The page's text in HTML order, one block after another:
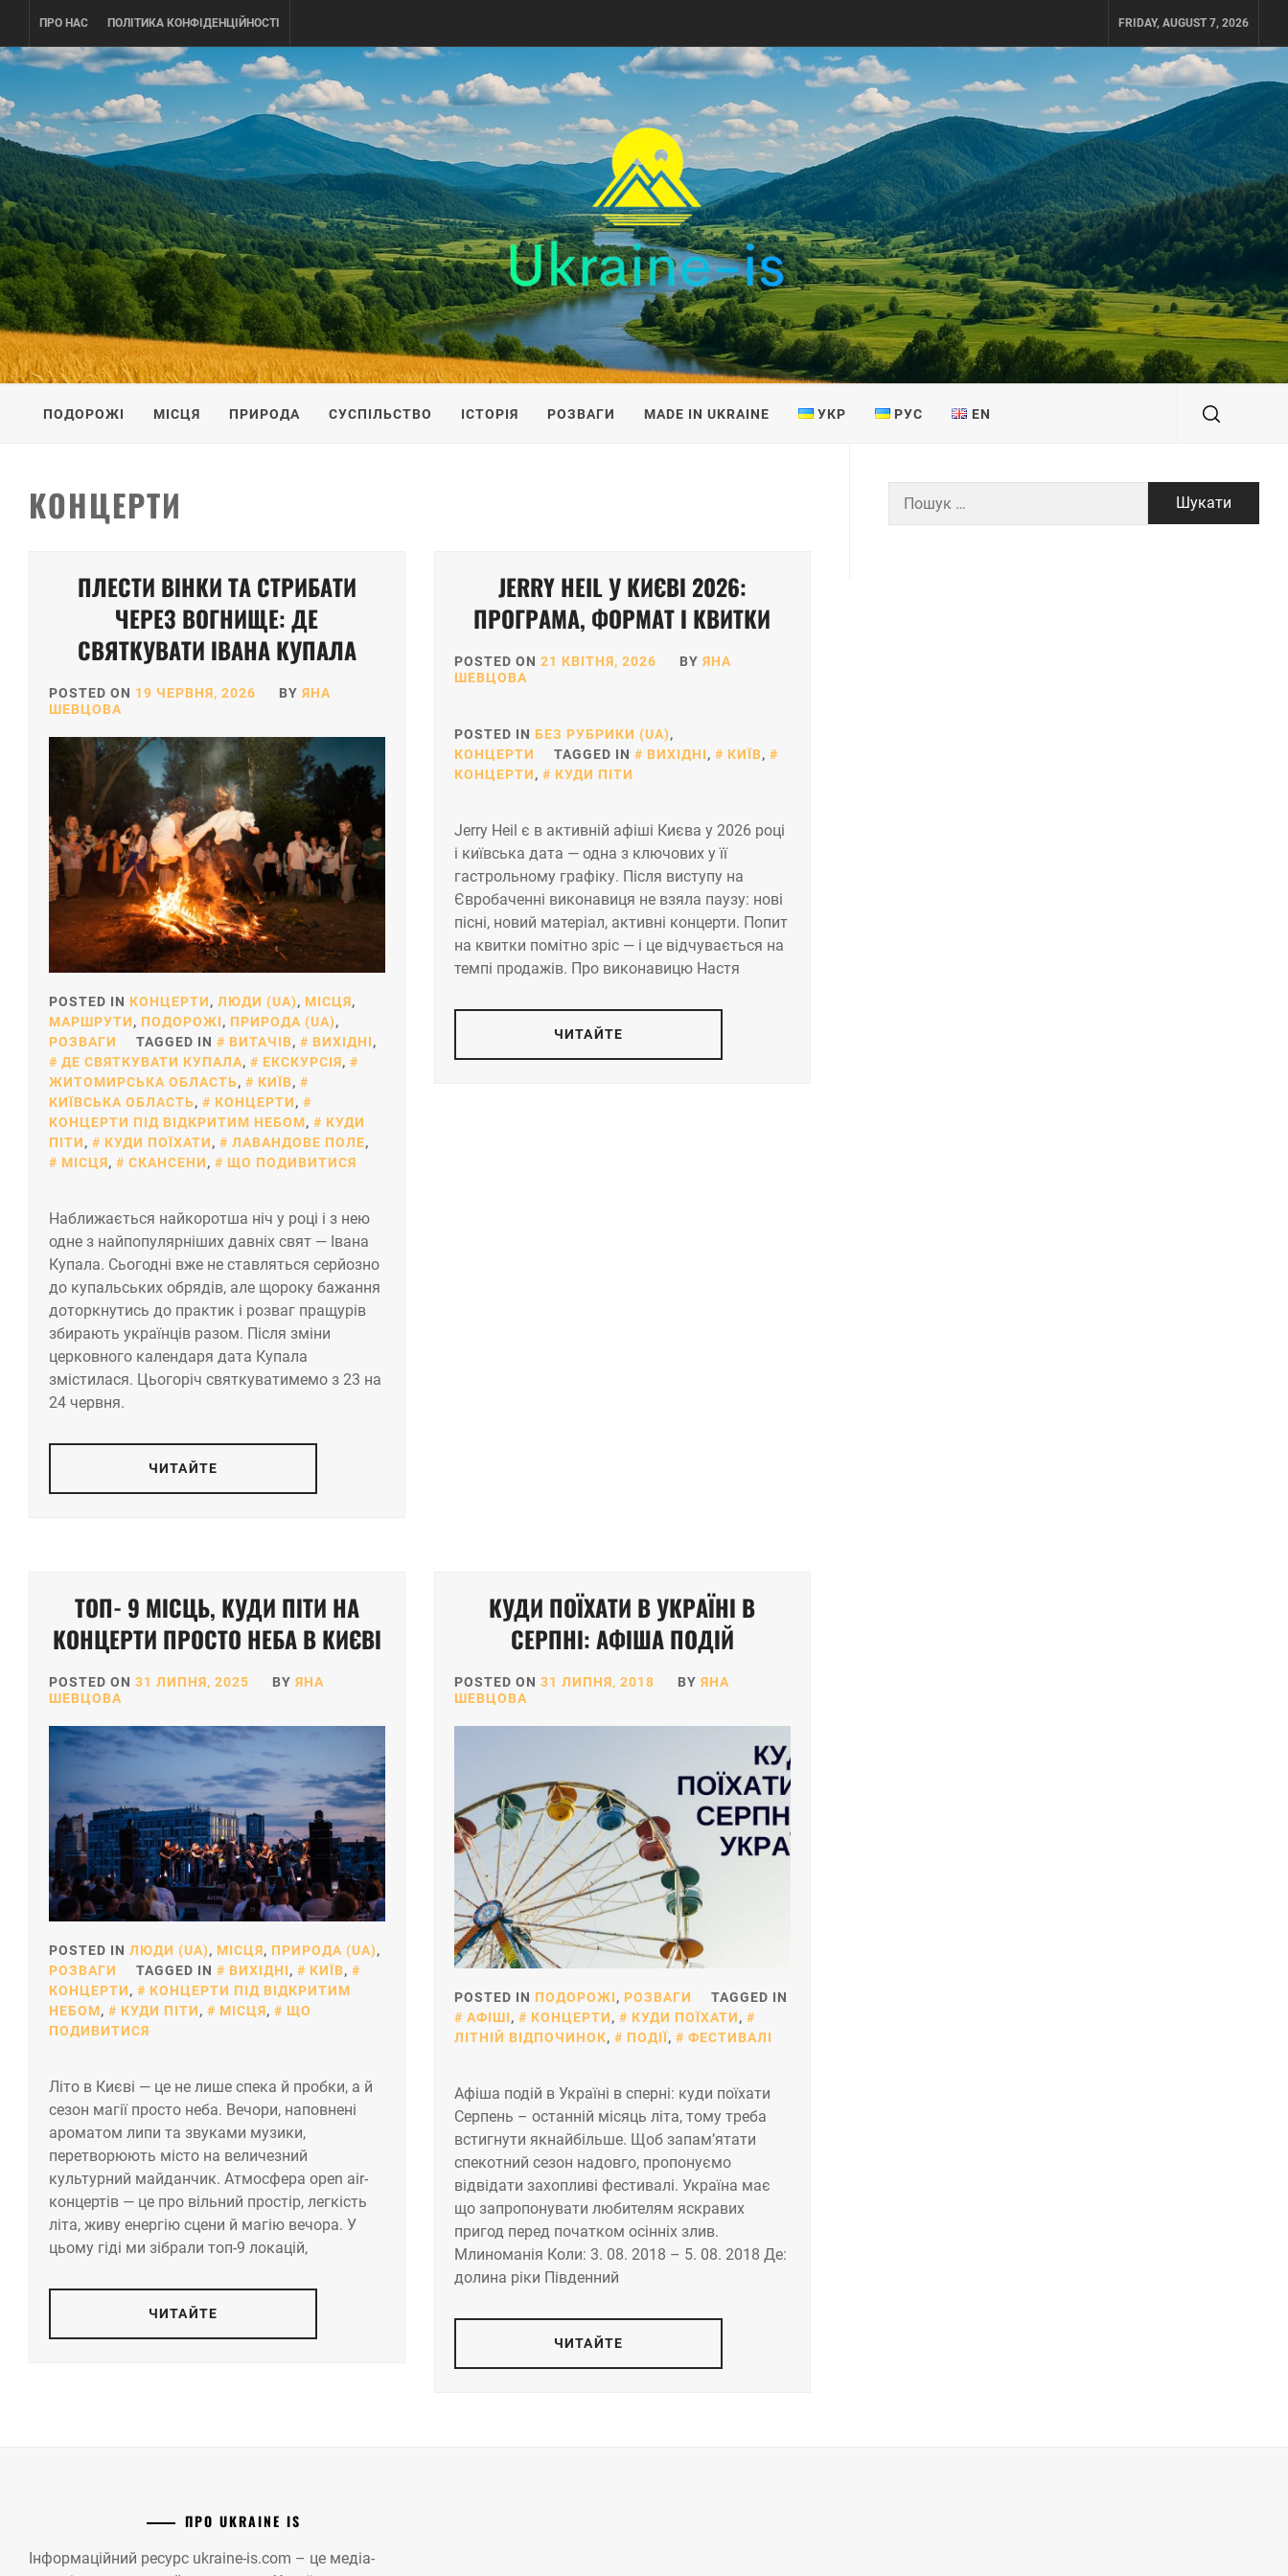
content
ПРО НАС ПОЛІТИКА КОНФІДЕНЦІЙНОСТІ FRIDAY, AUGUST 7, 2026
UKRAINE-IS
ПОДОРОЖI ПО УКРАЇНІ
ПОДОРОЖІ МІСЦЯ ПРИРОДА СУСПІЛЬСТВО ІСТОРІЯ РОЗВАГИ MADE IN UKRAINE УКР РУС EN
КОНЦЕРТИ
ПЛЕСТИ ВІНКИ ТА СТРИБАТИ
ЧЕРЕЗ ВОГНИЩЕ: ДЕ
СВЯТКУВАТИ ІВАНА КУПАЛА
POSTED ON 19 ЧЕРВНЯ, 2026 BY ЯНА
ШЕВЦОВА
POSTED IN КОНЦЕРТИ, ЛЮДИ (UA), МІСЦЯ,
МАРШРУТИ, ПОДОРОЖІ, ПРИРОДА (UA),
РОЗВАГИ
TAGGED IN ВИТАЧІВ, ВИХІДНІ,
ДЕ СВЯТКУВАТИ КУПАЛА, ЕКСКУРСІЯ,
ЖИТОМИРСЬКА ОБЛАСТЬ, КИЇВ,
КИЇВСЬКА ОБЛАСТЬ, КОНЦЕРТИ,
КОНЦЕРТИ ПІД ВІДКРИТИМ НЕБОМ,
КУДИ
ПІТИ, КУДИ ПОЇХАТИ, ЛАВАНДОВЕ ПОЛЕ,
МІСЦЯ, СКАНСЕНИ, ЩО ПОДИВИТИСЯ
Наближається найкоротша ніч у році і з нею
одне з найпопулярніших давніх свят — Івана
Купала. Сьогодні вже не ставляться серйозно
до купальських обрядів, але щороку бажання
доторкнутись до практик і розваг пращурів
збирають українців разом. Після зміни
церковного календаря дата Купала
змістилася. Цьогоріч святкуватимемо з 23 на
24 червня.
ЧИТАЙТЕ
JERRY HEIL У КИЄВІ 2026:
ПРОГРАМА, ФОРМАТ І КВИТКИ
POSTED ON 21 КВІТНЯ, 2026 BY ЯНА
ШЕВЦОВА
POSTED IN БЕЗ РУБРИКИ (UA),
КОНЦЕРТИ
TAGGED IN ВИХІДНІ, КИЇВ,
КОНЦЕРТИ, КУДИ ПІТИ
Jerry Heil є в активній афіші Києва у 2026 році
і київська дата — одна з ключових у її
гастрольному графіку. Після виступу на
Євробаченні виконавиця не взяла паузу: нові
пісні, новий матеріал, активні концерти. Попит
на квитки помітно зріс — і це відчувається на
темпі продажів. Про виконавицю Настя
ЧИТАЙТЕ
ТОП- 9 МІСЦЬ, КУДИ ПІТИ НА
КОНЦЕРТИ ПРОСТО НЕБА В КИЄВІ
POSTED ON 31 ЛИПНЯ, 2025 BY ЯНА
ШЕВЦОВА
POSTED IN ЛЮДИ (UA), МІСЦЯ, ПРИРОДА (UA),
РОЗВАГИ
TAGGED IN ВИХІДНІ, КИЇВ,
КОНЦЕРТИ,
КОНЦЕРТИ ПІД ВІДКРИТИМ
НЕБОМ, КУДИ ПІТИ, МІСЦЯ,
ЩО
ПОДИВИТИСЯ
Літо в Києві — це не лише спека й пробки, а й
сезон магії просто неба. Вечори, наповнені
ароматом липи та звуками музики,
перетворюють місто на величезний
культурний майданчик. Атмосфера open air-
концертів — це про вільний простір, легкість
літа, живу енергію сцени й магію вечора. У
цьому гіді ми зібрали топ-9 локацій,
ЧИТАЙТЕ
КУДИ ПОЇХАТИ В УКРАЇНІ В
СЕРПНІ: АФІША ПОДІЙ
POSTED ON 31 ЛИПНЯ, 2018 BY ЯНА
ШЕВЦОВА
POSTED IN ПОДОРОЖІ, РОЗВАГИ
TAGGED IN
АФІШІ, КОНЦЕРТИ, КУДИ ПОЇХАТИ,
ЛІТНІЙ ВІДПОЧИНОК, ПОДІЇ, ФЕСТИВАЛІ
Афіша подій в Україні в сперні: куди поїхати
Серпень – останній місяць літа, тому треба
встигнути якнайбільше. Щоб запам’ятати
спекотний сезон надовго, пропонуємо
відвідати захопливі фестивалі. Україна має
що запропонувати любителям яскравих
пригод перед початком осінніх злив.
Млиноманія Коли: 3. 08. 2018 – 5. 08. 2018 Де:
долина ріки Південний
ЧИТАЙТЕ
ПРО UKRAINE IS
Інформаційний ресурс ukraine-is.com – це медіа-